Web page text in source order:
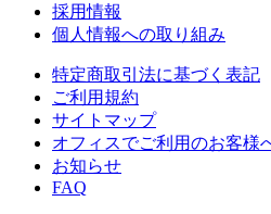
採用情報
個人情報への取り組み
特定商取引法に基づく表記
ご利用規約
サイトマップ
オフィスでご利用のお客様
お知らせ
FAQ